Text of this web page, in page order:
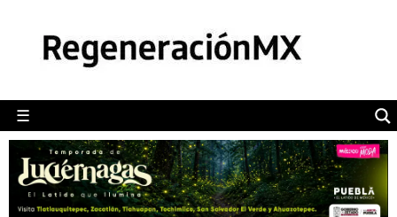
☰
POLÍTICA
CAMALEÓN
OPINIÓN
DEPORTES